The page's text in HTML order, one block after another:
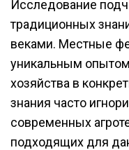
Исследование
традиционных
веками. Местные
уникальным
хозяйства в
знания часто
современных
подходящих для